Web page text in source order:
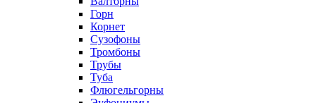
Горн
Корнет
Сузофоны
Тромбоны
Трубы
Туба
Флюгельгорны